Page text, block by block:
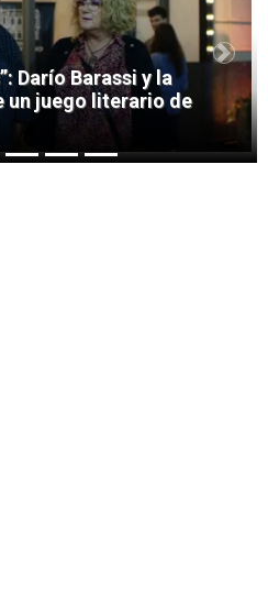
Darío Barassi y la
un juego literario de
Next